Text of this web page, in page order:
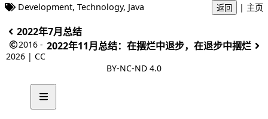
Development, Technology, Java 返回 | 主页
2022年7月总结
2022年11月总结：在摆烂中退步，在退步中摆烂
2016 -
2026 | CC
BY-NC-ND 4.0